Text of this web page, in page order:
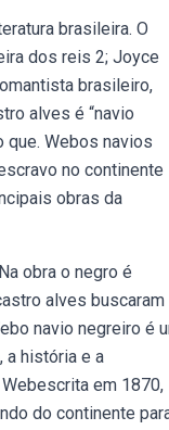
brasileira. O
dos reis 2; Joyce
brasileiro,
alves é “navio
que. Webos navios
no continente
obras da
obra o negro é
alves buscaram
navio negreiro é
a história e a
em 1870,
do continente